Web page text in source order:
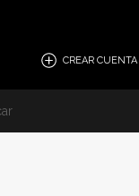
CREAR CUENTA